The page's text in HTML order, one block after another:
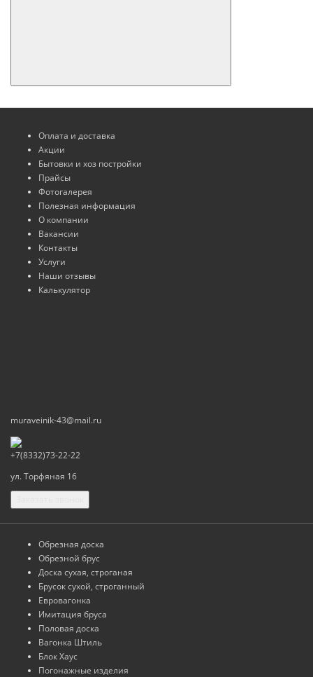
Оплата и доставка
Акции
Бытовки и хоз постройки
Прайсы
Фотогалерея
Полезная информация
О компании
Вакансии
Контакты
Услуги
Наши отзывы
Калькулятор
muraveinik-43@mail.ru
+7(8332)73-22-22
ул. Торфяная 16
Обрезная доска
Обрезной брус
Доска сухая, строганая
Брусок сухой, строганный
Евровагонка
Имитация бруса
Половая доска
Вагонка Штиль
Блок Хаус
Погонажные изделия